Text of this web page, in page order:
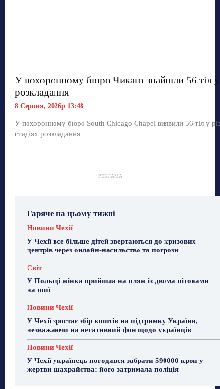
У похоронному бюро Чикаго знайшли 56 тіл у
розкладання
8 Серпня, 2026р 13:48
У похоронному бюро South Chicago Chapel виявили 56 тіл у
стадіях розкладання
РЕКЛАМА
Гаряче на цьому тижні
Новини Чехії
У Чехії все більше дітей звертаються до кризових
центрів через онлайн-насильство та погрози
Світ
У Польщі жінка прийшла на пляж із двома пітонами
на шиї
Новини Чехії
У Чехії зростає збір коштів на підтримку України,
незважаючи на негативний фон щодо українців
Новини Чехії
У Чехії українець погодився забрати 590000 крон у
жертви шахрайства: його затримала поліція